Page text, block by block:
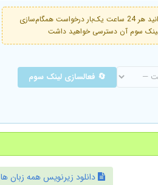
فعال است. با خرید اشتراک ویژه می‌توانید هر 24 ساعت یک‌بار درخواست همگام‌سازی
🔄 فعالسازی لینک سوم
دانلود زیرنویس همه زبان ها